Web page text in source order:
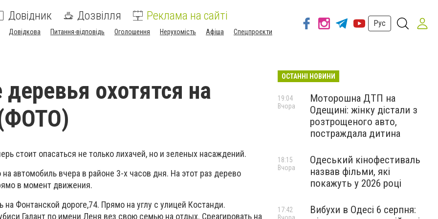
Довідник Дозвілля Реклама на сайті
Довідкова Питання-відповідь Оголошення Нерухомість Афіша Спецпроєкти
Рус
охотятся на
стоит опасаться не только лихачей, но и зеленых насаждений.
автомобиль вчера в районе 3-х часов дня. На этот раз дерево
в момент движения.
Фонтанской дороге,74. Прямо на углу с улицей Костанди.
Галант по имени Леня вез свою семью на отдых. Среагировать на
ОСТАННІ НОВИНИ
Моторошна ДТП на
Одещині: жінку дістали з
розтрощеного авто,
постраждала дитина
19:04
Вчора
Одеський кінофестиваль
назвав фільми, які
покажуть у 2026 році
18:15
Вчора
Вибухи в Одесі 6 серпня:
17:42